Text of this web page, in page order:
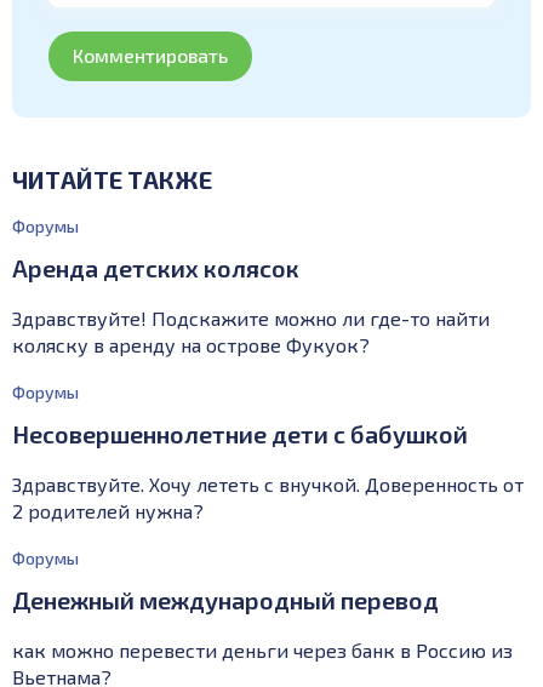
ЧИТАЙТЕ ТАКЖЕ
Форумы
Аренда детских колясок
Здравствуйте! Подскажите можно ли где-то найти
коляску в аренду на острове Фукуок?
Форумы
Несовершеннолетние дети с бабушкой
Здравствуйте. Хочу лететь с внучкой. Доверенность от
2 родителей нужна?
Форумы
Денежный международный перевод
как можно перевести деньги через банк в Россию из
Вьетнама?